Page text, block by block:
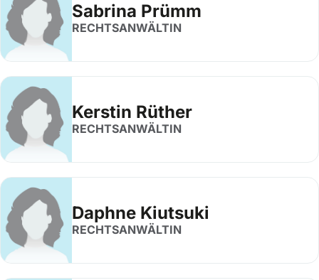
Sabrina Prümm
RECHTSANWÄLTIN
Kerstin Rüther
RECHTSANWÄLTIN
Daphne Kiutsuki
RECHTSANWÄLTIN